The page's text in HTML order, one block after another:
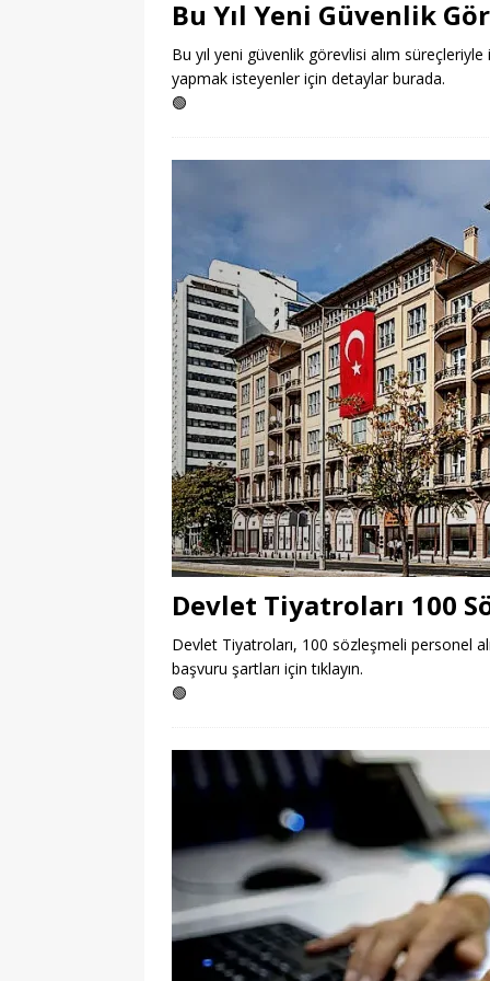
Bu Yıl Yeni Güvenlik
Bu yıl yeni güvenlik görevlisi alım
yapmak isteyenler için detaylar burada.
🟢
Devlet Tiyatroları 100
Devlet Tiyatroları, 100 sözleşmeli personel
başvuru şartları için tıklayın.
🟢